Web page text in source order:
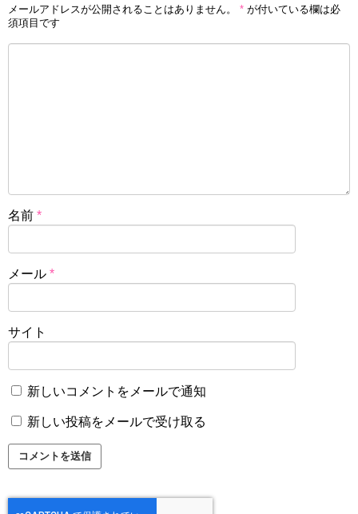
メールアドレスが公開されることはありません。 * が付いている欄は必
須項目です
名前 *
メール *
サイト
新しいコメントをメールで通知
新しい投稿をメールで受け取る